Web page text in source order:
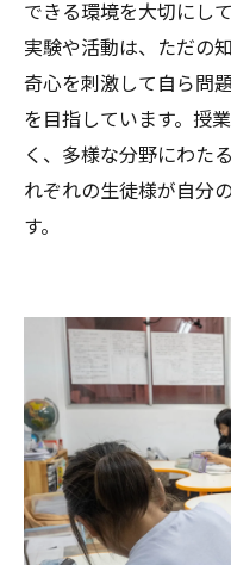
できる環境を大切にし
実験や活動は、ただの
奇心を刺激して自ら問
を目指しています。授
く、多様な分野にわた
れぞれの生徒様が自分
す。